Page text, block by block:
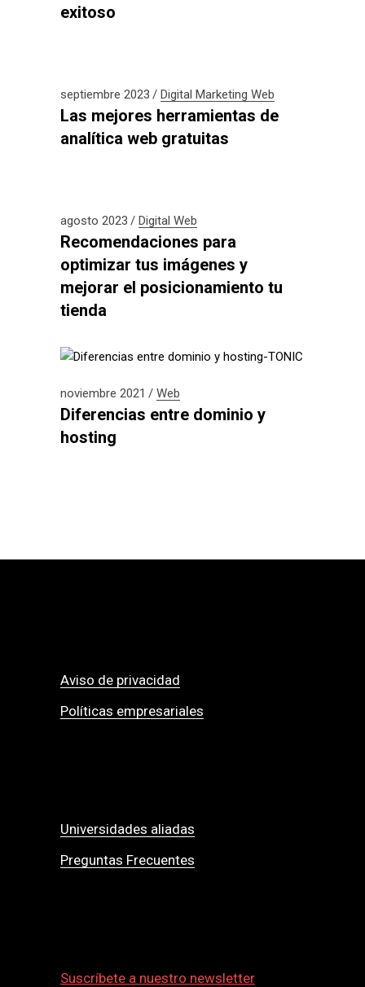
exitoso
septiembre 2023 Digital Marketing Web
Las mejores herramientas de
analítica web gratuitas
agosto 2023 Digital Web
Recomendaciones para
optimizar tus imágenes y
mejorar el posicionamiento tu
tienda
noviembre 2021 Web
Diferencias entre dominio y
hosting
Aviso de privacidad
Políticas empresariales
Universidades aliadas
Preguntas Frecuentes
Suscríbete a nuestro newsletter